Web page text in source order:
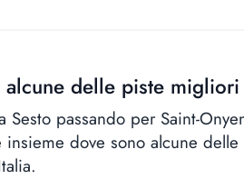
delle piste migliori
Sesto passando per Saint-
insieme dove sono alcune